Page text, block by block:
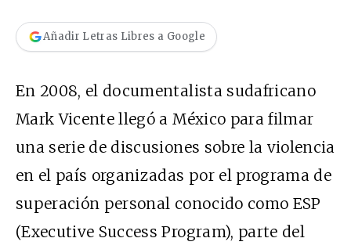
Añadir Letras Libres a Google
En 2008, el documentalista sudafricano
Mark Vicente llegó a México para filmar
una serie de discusiones sobre la violencia
en el país organizadas por el programa de
superación personal conocido como ESP
(Executive Success Program), parte del